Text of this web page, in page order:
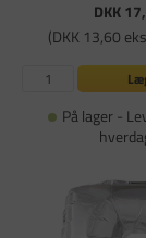
DKK
(DKK 13,60
På lager -